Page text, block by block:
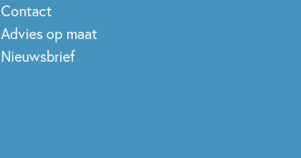
Contact
Advies op maat
Nieuwsbrief